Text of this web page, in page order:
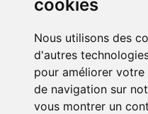
cookies
Nous utilisons des
d'autres
pour améliorer votre
de navigation sur
vous montrer un
for more information)